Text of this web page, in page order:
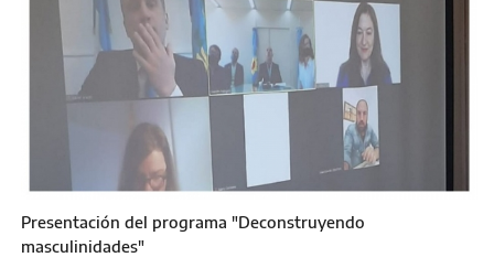
Presentación del programa "Deconstruyendo
masculinidades"